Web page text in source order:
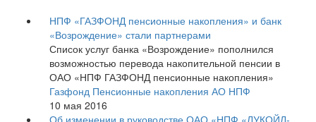
НПФ «ГАЗФОНД пенсионные накопления» и банк
«Возрождение» стали партнерами
Список услуг банка «Возрождение» пополнился
возможностью перевода накопительной пенсии в
ОАО «НПФ ГАЗФОНД пенсионные накопления»
Газфонд Пенсионные накопления АО НПФ
10 мая 2016
Об изменении в руководстве ОАО «НПФ «ЛУКОЙЛ-